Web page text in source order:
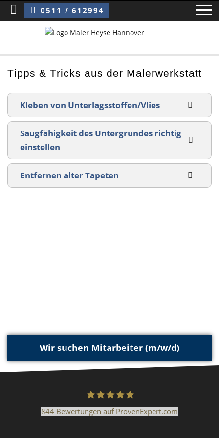
Sie sind hier:Tipps & Tricks aus der Malerwerkstatt
0511 / 612994
Home
Blog
Über uns ›
Über uns
Mitarbeiter / Das Team
Referenzen und Kundenbewertungen
Betonoptik
Der gesunde Raum
Tipps & Tricks aus der Malerwerkstatt
Kleben von Unterlagsstoffen/Vlies
Saugfähigkeit des Untergrundes richtig
einstellen
Entfernen alter Tapeten
Wir suchen Mitarbeiter (m/w/d)
844 Bewertungen auf ProvenExpert.com